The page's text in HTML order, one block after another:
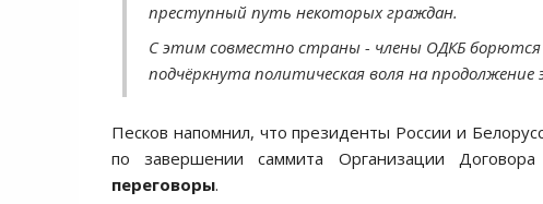
преступный путь некоторых граждан.
С этим совместно страны - члены ОДКБ борются
подчёркнута политическая воля на
Песков напомнил, что президенты России и
по завершении саммита Организации
переговоры.